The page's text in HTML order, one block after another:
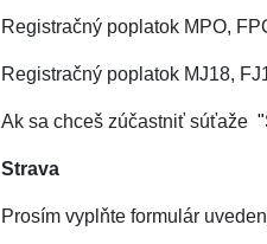
Registračný poplatok MPO,
Registračný poplatok MJ18,
Ak sa chceš zúčastniť súťaže
Strava
Prosím vyplňte formulár